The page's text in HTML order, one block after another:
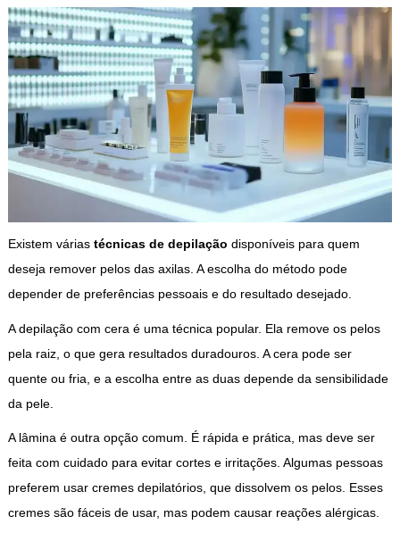
Existem várias técnicas de depilação disponíveis para quem
deseja remover pelos das axilas. A escolha do método pode
depender de preferências pessoais e do resultado desejado.
A depilação com cera é uma técnica popular. Ela remove os pelos
pela raiz, o que gera resultados duradouros. A cera pode ser
quente ou fria, e a escolha entre as duas depende da sensibilidade
da pele.
A lâmina é outra opção comum. É rápida e prática, mas deve ser
feita com cuidado para evitar cortes e irritações. Algumas pessoas
preferem usar cremes depilatórios, que dissolvem os pelos. Esses
cremes são fáceis de usar, mas podem causar reações alérgicas.